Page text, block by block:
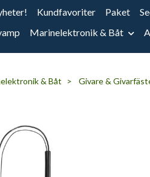
Kundfavoriter Paket
Marinelektronik & Båt
& Båt Givare &